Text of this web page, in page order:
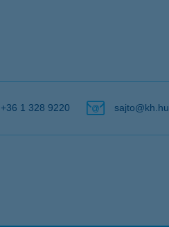
+36 1 328 9220 sajto@kh.hu